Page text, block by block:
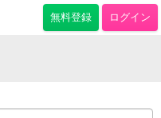
無料登録 ログイン